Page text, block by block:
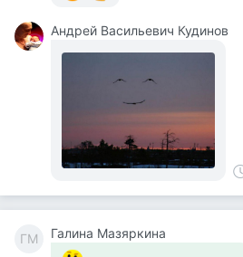
Андрей Васильевич Кудинов
ГМ Галина Мазяркина